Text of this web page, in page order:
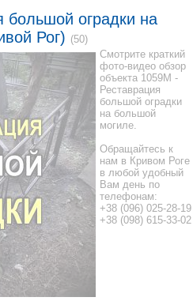
большой оградки на
Рог) (50)
Смотрите краткий
фото-видео обзор
объекта 1059М -
Реставрация
большой оградки
на большой
могиле.
Обращайтесь к
нам в Кривом Роге
в любой удобный
Вам день по
телефонам:
+38 (096) 025-28-19
+38 (098) 615-33-02